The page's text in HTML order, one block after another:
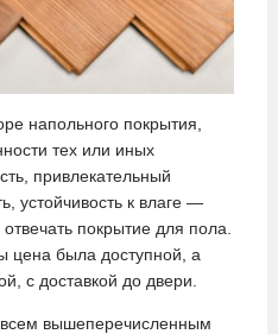
напольного покрытия,
тех или иных
привлекательный
устойчивость к влаге —
покрытие для пола.
цена была доступной, а
с доставкой до двери.
всем вышеперечисленным